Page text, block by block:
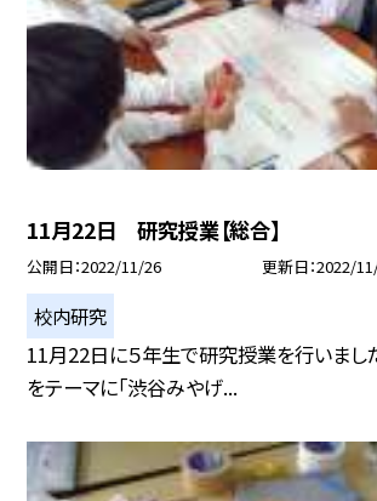
11月22日 研究授業【総合】
公開日 2022/11/26 更新日 2022/
校内研究
11月22日に５年生で研究授業を行いまし
をテーマに「渋谷みやげ...